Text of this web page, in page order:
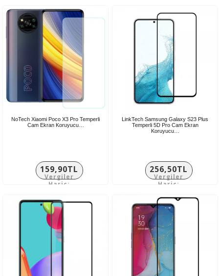
NoTech Xiaomi Poco X3 Pro Temperli
Cam Ekran Koruyucu…
159,90TL
Vergiler
Hariç:
LinkTech Samsung Galaxy S23 Plus
Temperli 5D Pro Cam Ekran
Koruyucu…
256,50TL
Vergiler
Hariç: